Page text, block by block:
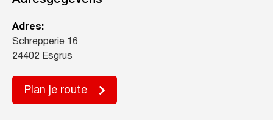
Adres:
Schrepperie 16
24402 Esgrus
Plan je route